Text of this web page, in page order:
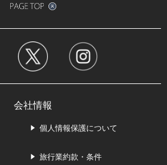
会社情報
個人情報保護について
旅行業約款・条件